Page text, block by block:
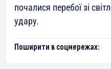
почалися перебої зі
удару.
Поширити в соцмережах: